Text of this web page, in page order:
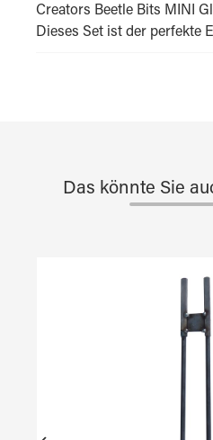
Creators Beetle Bits MINI
Dieses Set ist der perfekte
Das könnte Sie